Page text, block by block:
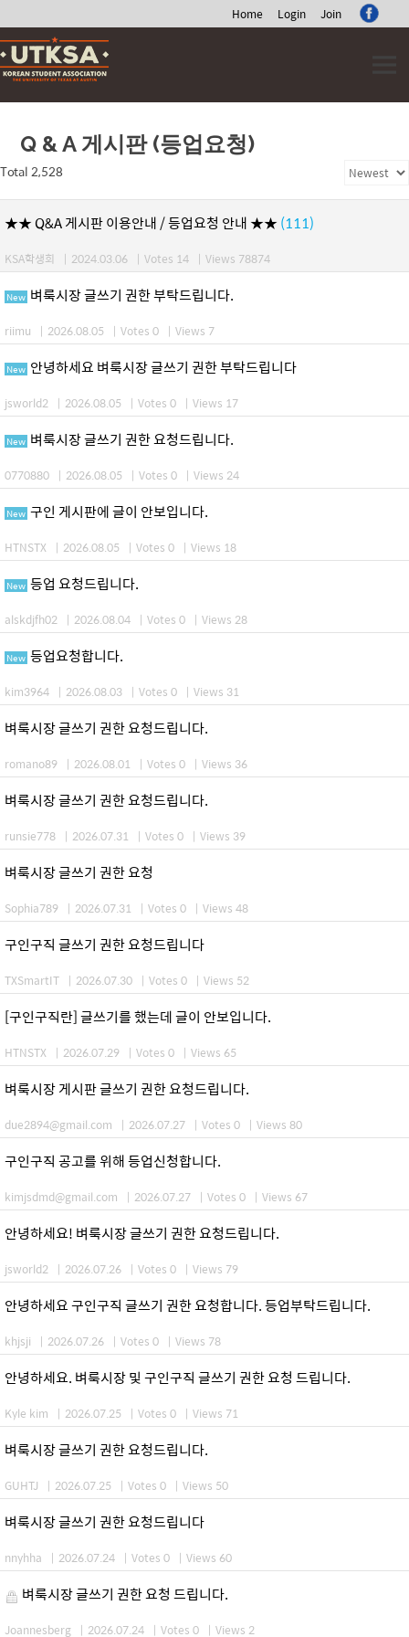
Home Login Join
Skip
to
content
Q & A 게시판 (등업요청)
Total 2,528
★★ Q&A 게시판 이용안내 / 등업요청 안내 ★★ (111)
KSA학생회 | 2024.03.06 | Votes 14 | Views 78874
New 벼룩시장 글쓰기 권한 부탁드립니다.
riimu | 2026.08.05 | Votes 0 | Views 7
New 안녕하세요 벼룩시장 글쓰기 권한 부탁드립니다
jsworld2 | 2026.08.05 | Votes 0 | Views 17
New 벼룩시장 글쓰기 권한 요청드립니다.
0770880 | 2026.08.05 | Votes 0 | Views 24
New 구인 게시판에 글이 안보입니다.
HTNSTX | 2026.08.05 | Votes 0 | Views 18
New 등업 요청드립니다.
alskdjfh02 | 2026.08.04 | Votes 0 | Views 28
New 등업요청합니다.
kim3964 | 2026.08.03 | Votes 0 | Views 31
벼룩시장 글쓰기 권한 요청드립니다.
romano89 | 2026.08.01 | Votes 0 | Views 36
벼룩시장 글쓰기 권한 요청드립니다.
runsie778 | 2026.07.31 | Votes 0 | Views 39
벼룩시장 글쓰기 권한 요청
Sophia789 | 2026.07.31 | Votes 0 | Views 48
구인구직 글쓰기 권한 요청드립니다
TXSmartIT | 2026.07.30 | Votes 0 | Views 52
[구인구직란] 글쓰기를 했는데 글이 안보입니다.
HTNSTX | 2026.07.29 | Votes 0 | Views 65
벼룩시장 게시판 글쓰기 권한 요청드립니다.
due2894@gmail.com | 2026.07.27 | Votes 0 | Views 80
구인구직 공고를 위해 등업신청합니다.
kimjsdmd@gmail.com | 2026.07.27 | Votes 0 | Views 67
안녕하세요! 벼룩시장 글쓰기 권한 요청드립니다.
jsworld2 | 2026.07.26 | Votes 0 | Views 79
안녕하세요 구인구직 글쓰기 권한 요청합니다. 등업부탁드립니다.
khjsji | 2026.07.26 | Votes 0 | Views 78
안녕하세요. 벼룩시장 및 구인구직 글쓰기 권한 요청 드립니다.
Kyle kim | 2026.07.25 | Votes 0 | Views 71
벼룩시장 글쓰기 권한 요청드립니다.
GUHTJ | 2026.07.25 | Votes 0 | Views 50
벼룩시장 글쓰기 권한 요청드립니다
nnyhha | 2026.07.24 | Votes 0 | Views 60
벼룩시장 글쓰기 권한 요청 드립니다.
Joannesberg | 2026.07.24 | Votes 0 | Views 2